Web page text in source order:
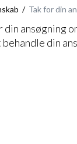
Tak for din
din ansøgning
din